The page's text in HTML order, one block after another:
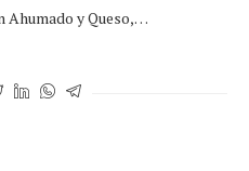
Ahumado y Queso,…